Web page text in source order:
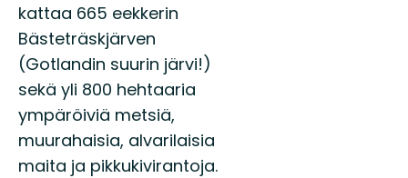
kattaa 665 eekkerin
Bästeträskjärven
(Gotlandin suurin järvi!)
sekä yli 800 hehtaaria
ympäröiviä metsiä,
muurahaisia, alvarilaisia
maita ja pikkukivirantoja.